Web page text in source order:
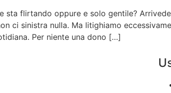
sta flirtando oppure e solo gentile?
ci sinistra nulla. Ma litighiamo
Per niente una dono […]